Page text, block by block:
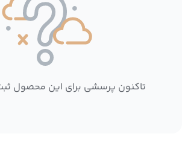
تاکنون پرسشی برای این محصول